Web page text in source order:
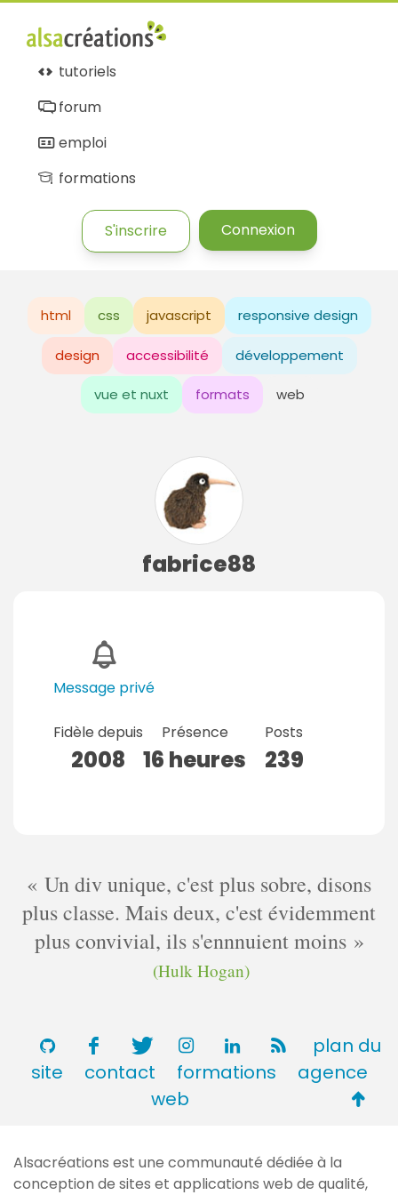
tutoriels
forum
emploi
formations
S'inscrire Connexion
html css javascript responsive design
design accessibilité développement
vue et nuxt formats web
fabrice88
Message privé
Fidèle depuis
2008
Présence
16 heures
Posts
239
Un div unique, c'est plus sobre, disons
plus classe. Mais deux, c'est évidemment
plus convivial, ils s'ennnuient moins
(Hulk Hogan)
plan du
site
contact formations
agence
web
de
Alsacréations est une communauté dédiée à la
conception de sites et applications web de qualité,